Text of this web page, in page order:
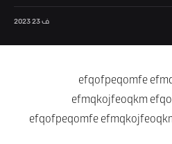
ف 23 2023
efqofpeqomfe
efmqkojfeoqkm
efqofpeqomfe